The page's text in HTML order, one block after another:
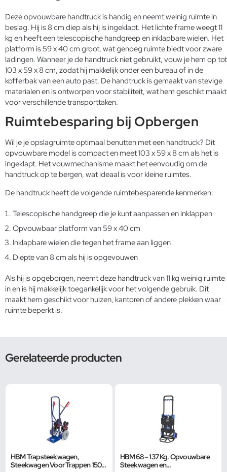
Deze opvouwbare handtruck is handig en neemt weinig ruimte in
beslag. Hij is 8 cm diep als hij is ingeklapt. Het lichte frame weegt 11
kg en heeft een telescopische handgreep en inklapbare wielen. Het
platform is 59 x 40 cm groot, wat genoeg ruimte biedt voor zware
ladingen. Wanneer je de handtruck niet gebruikt, vouw je hem op tot
103 x 59 x 8 cm, zodat hij makkelijk onder een bureau of in de
kofferbak van een auto past. De handtruck is gemaakt van stevige
materialen en is ontworpen voor stabiliteit, wat hem geschikt maakt
voor verschillende transporttaken.
Ruimtebesparing bij Opbergen
Wil je je opslagruimte optimaal benutten met een handtruck? Dit
opvouwbare model is compact en meet 103 x 59 x 8 cm als het is
ingeklapt. Het vouwmechanisme maakt het eenvoudig om de
handtruck op te bergen, wat ideaal is voor kleine ruimtes.
De handtruck heeft de volgende ruimtebesparende kenmerken:
Telescopische handgreep die je kunt aanpassen en inklappen
Opvouwbaar platform van 59 x 40 cm
Inklapbare wielen die tegen het frame aan liggen
Diepte van 8 cm als hij is opgevouwen
Als hij is opgeborgen, neemt deze handtruck van 11 kg weinig ruimte
in en is hij makkelijk toegankelijk voor het volgende gebruik. Dit
maakt hem geschikt voor huizen, kantoren of andere plekken waar
ruimte beperkt is.
Gerelateerde producten
HBM Trapsteekwagen,
Steekwagen Voor Trappen 150
HBM 68 – 137 Kg. Opvouwbare
Steekwagen en